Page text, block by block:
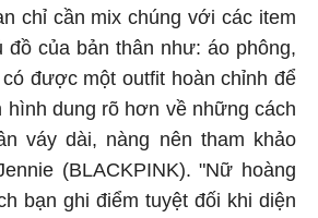
chỉ cần mix chúng với các item
đồ của bản thân như: áo phông,
được một outfit hoàn chỉnh để
hình dung rõ hơn về những cách
váy dài, nàng nên tham khảo
(BLACKPINK). "Nữ hoàng
bạn ghi điểm tuyệt đối khi diện